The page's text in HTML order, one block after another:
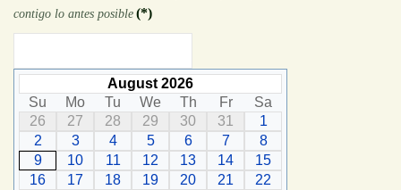
contigo lo antes posible (*)
August 2026
Su
Mo Tu We Th Fr
Sa
26
27 28 29 30 31
1
2
3 4 5 6 7
8
9
10 11 12 13 14
15
16
17 18 19 20 21
22